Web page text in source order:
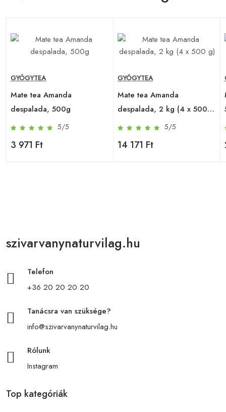
GYÓGYTEA
Mate tea Amanda
despalada, 500g
5/5
3 971 Ft
GYÓGYTEA
Mate tea Amanda
despalada, 2 kg (4 x 500
g)
5/5
14 171 Ft
szivarvanynaturvilag.hu
Telefon
+36 20 20 20 20
Tanácsra van szüksége?
info@szivarvanynaturvilag.hu
Rólunk
Instagram
Top kategóriák